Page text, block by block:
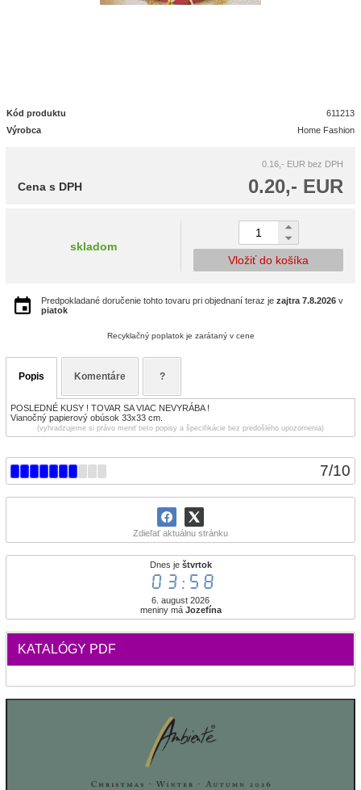
7/10
Zdieľať aktuálnu stránku
Dnes je štvrtok
03:58
6. august 2026
meniny má Jozefína
KATALÓGY PDF
Kód produktu
611213
Výrobca
Home Fashion
0.16,- EUR bez DPH
0.20,- EUR
Cena s DPH
skladom
Vložiť do košíka
Predpokladané doručenie tohto tovaru pri objednaní teraz je zajtra 7.8.2026 v
piatok
Recyklačný poplatok je zarátaný v cene
Popis Komentáre ?
POSLEDNÉ KUSY ! TOVAR SA VIAC NEVYRÁBA !
Vianočný papierový obúsok 33x33 cm.
(vyhradzujeme si právo meniť tieto popisy a špecifikácie bez predošlého upozornenia)